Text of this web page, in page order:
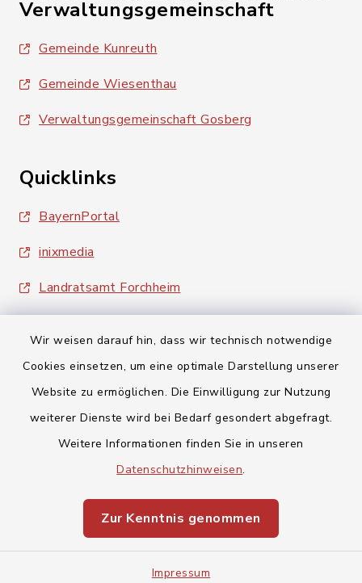
Wir weisen darauf hin, dass wir technisch notwendige
Cookies einsetzen, um eine optimale Darstellung unserer
Website zu ermöglichen. Die Einwilligung zur Nutzung
weiterer Dienste wird bei Bedarf gesondert abgefragt.
Weitere Informationen finden Sie in unseren
Datenschutzhinweisen.
Zur Kenntnis genommen
Impressum
Verwaltungsgemeinschaft
Gemeinde Kunreuth
Gemeinde Wiesenthau
Verwaltungsgemeinschaft Gosberg
Quicklinks
BayernPortal
inixmedia
Landratsamt Forchheim
Barrierefreiheit
Impressum
Sitemap